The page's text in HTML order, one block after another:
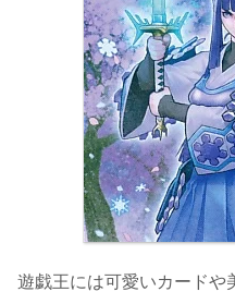
遊戯王には可愛いカードや